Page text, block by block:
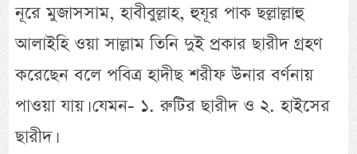
নূরে মুজাসসাম, হাবীবুল্লাহ, হুযূর পাক ছল্লাল্লাহু
আলাইহি ওয়া সাল্লাম তিনি দুই প্রকার ছারীদ গ্রহণ
করেছেন বলে পবিত্র হাদীছ শরীফ উনার বর্ণনায়
পাওয়া যায়। যেমন- ১. রুটির ছারীদ ও ২. হাইসের
ছারীদ।